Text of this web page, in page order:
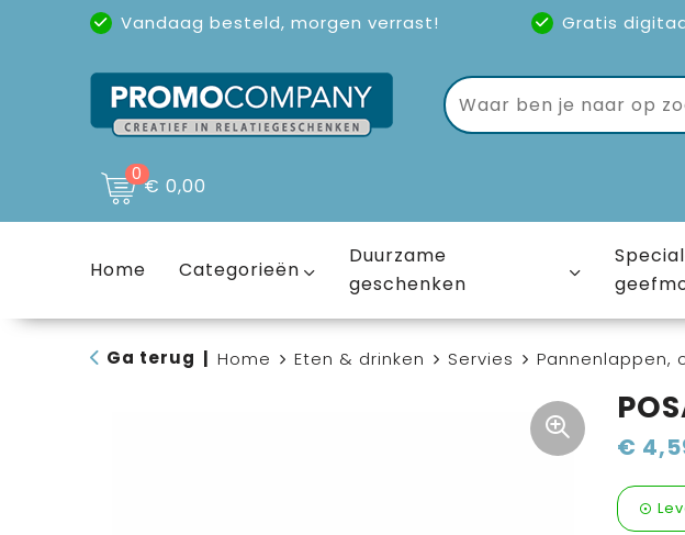
Vandaag besteld, morgen verrast! Gratis
Uitstekende reviews(4,6/5)
0€ 0,00
Home Categorieën
Duurzame
geschenken
Ga terug Home Eten & drinken Servies Pannenlappen,
€